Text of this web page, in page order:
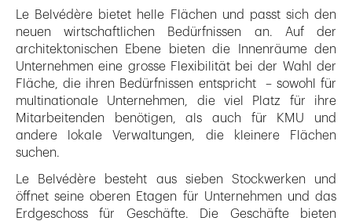
Le Belvédère bietet helle Flächen und passt sich den
neuen wirtschaftlichen Bedürfnissen an. Auf der
architektonischen Ebene bieten die Innenräume den
Unternehmen eine grosse Flexibilität bei der Wahl der
Fläche, die ihren Bedürfnissen entspricht – sowohl für
multinationale Unternehmen, die viel Platz für ihre
Mitarbeitenden benötigen, als auch für KMU und
andere lokale Verwaltungen, die kleinere Flächen
suchen.
Le Belvédère besteht aus sieben Stockwerken und
öffnet seine oberen Etagen für Unternehmen und das
Erdgeschoss für Geschäfte. Die Geschäfte bieten